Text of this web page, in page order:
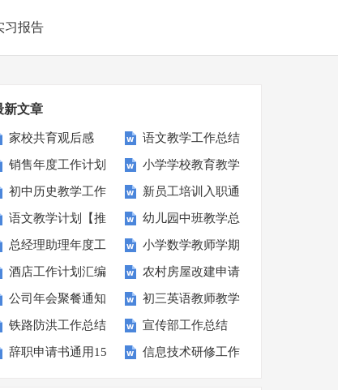
习报告
新文章
家校共育观后感 语文教学工作总结
(集锦15篇)
销售年度工作计划
通用15篇
小学学校教育教学
工作总结
初中历史教学工作
总结
新员工培训入职通
知
语文教学计划【推
荐】
幼儿园中班教学总
结15篇
总经理助理年度工
作计划11篇
小学数学教师学期
教学总结
酒店工作计划汇编
15篇
农村房屋改建申请
书
公司年会聚餐通知
(15篇)
初三英语教师教学
总结
铁路防洪工作总结 宣传部工作总结
辞职申请书通用15 信息技术研修工作